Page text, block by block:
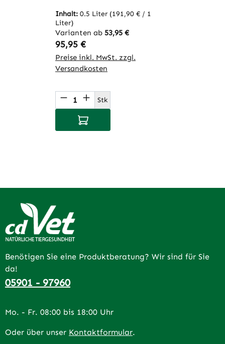
Inhalt: 0.5 Liter (191,90 € / 1
Liter)
Varianten ab 53,95 €
Regulärer Preis:
95,95 €
Preise inkl. MwSt. zzgl.
Versandkosten
Produkt Anzahl: Gib den
Stk
In den Warenkorb
Benötigen Sie eine Produktberatung? Wir sind für Sie
da!
05901 - 97960
Mo. - Fr. 08:00 bis 18:00 Uhr
Oder über unser Kontaktformular.